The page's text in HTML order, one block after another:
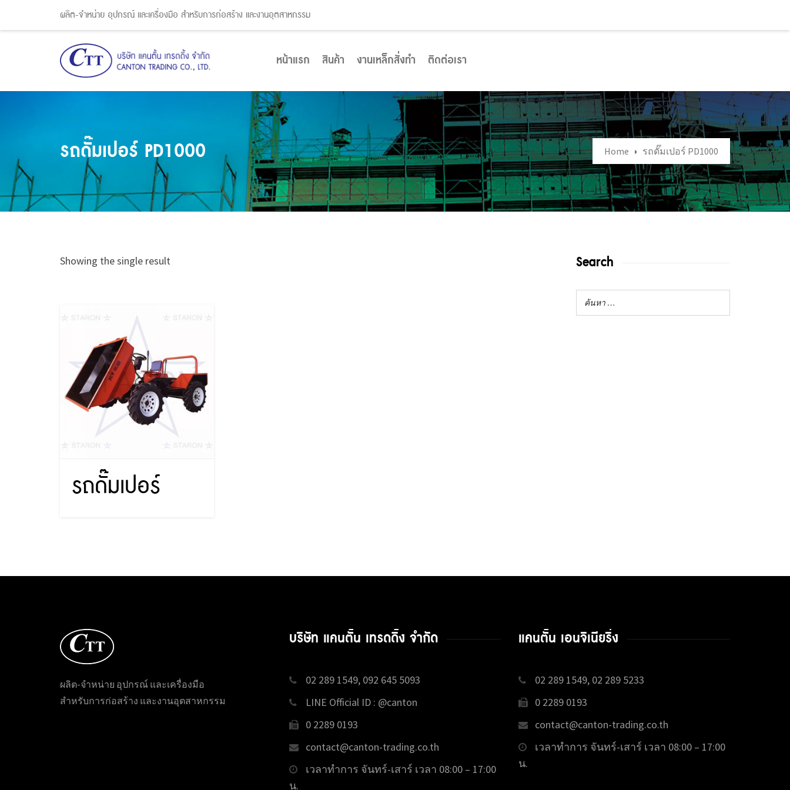
ผลิต-จำหน่าย อุปกรณ์ และเครื่องมือ สำหรับการก่อสร้าง และงานอุตสาหกรรม
หน้าแรก สินค้า งานเหล็กสั่งทำ ติดต่อเรา
รถดั๊มเปอร์ PD1000 Home รถดั๊มเปอร์ PD1000
Showing the single result
รถดั๊มเปอร์
Search
ผลิต-จำหน่าย อุปกรณ์ และเครื่องมือ
สำหรับการก่อสร้าง และงานอุตสาหกรรม
บริษัท แคนตั้น เทรดดิ้ง จำกัด
02 289 1549, 092 645 5093
LINE Official ID : @canton
0 2289 0193
contact@canton-trading.co.th
เวลาทำการ จันทร์-เสาร์ เวลา 08:00 – 17:00
น.
แคนตั้น เอนจิเนียริ่ง
02 289 1549, 02 289 5233
0 2289 0193
contact@canton-trading.co.th
เวลาทำการ จันทร์-เสาร์ เวลา 08:00 – 17:00
น.